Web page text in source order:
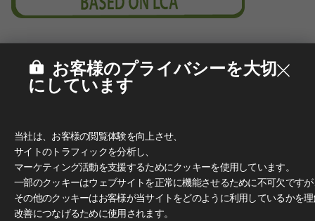
お客様のプライバシーを大切
にしています
当社は、お客様の閲覧体験を向上させ、
サイトのトラフィックを分析し、
マーケティング活動を支援するためにクッキーを使用しています。
一部のクッキーはウェブサイトを正常に機能させるために不可欠です
その他のクッキーはお客様が当サイトをどのように利用しているかを
改善につなげるために使用されます。